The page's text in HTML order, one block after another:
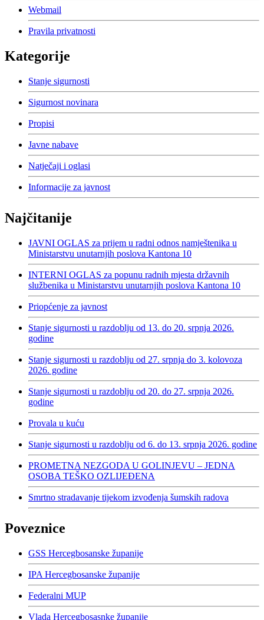
Webmail
Pravila privatnosti
Kategorije
Stanje sigurnosti
Sigurnost novinara
Propisi
Javne nabave
Natječaji i oglasi
Informacije za javnost
Najčitanije
JAVNI OGLAS za prijem u radni odnos namještenika u
Ministarstvu unutarnjih poslova Kantona 10
INTERNI OGLAS za popunu radnih mjesta državnih
službenika u Ministarstvu unutarnjih poslova Kantona 10
Priopćenje za javnost
Stanje sigurnosti u razdoblju od 13. do 20. srpnja 2026.
godine
Stanje sigurnosti u razdoblju od 27. srpnja do 3. kolovoza
2026. godine
Stanje sigurnosti u razdoblju od 20. do 27. srpnja 2026.
godine
Provala u kuću
Stanje sigurnosti u razdoblju od 6. do 13. srpnja 2026. godine
PROMETNA NEZGODA U GOLINJEVU – JEDNA
OSOBA TEŠKO OZLIJEĐENA
Smrtno stradavanje tijekom izvođenja šumskih radova
Poveznice
GSS Hercegbosanske županije
IPA Hercegbosanske županije
Federalni MUP
Vlada Hercegbosasnke županije